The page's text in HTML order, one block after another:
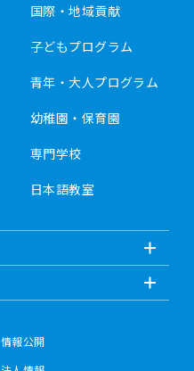
国際・地域貢献
子どもプログラム
青年・大人プログラム
幼稚園・保育園
専門学校
日本語教室
情報公開